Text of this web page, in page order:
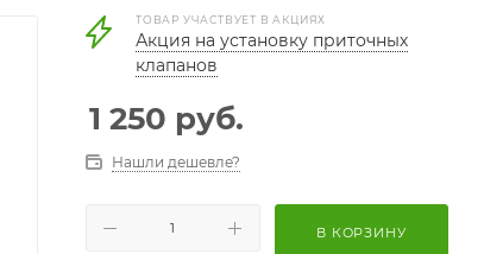
ТОВАР УЧАСТВУЕТ В АКЦИЯХ
Акция на установку приточных
клапанов
1 250 руб.
Нашли дешевле?
В КОРЗИНУ